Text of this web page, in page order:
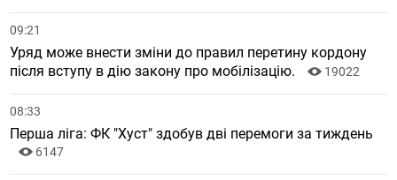
09:21
Уряд може внести зміни до правил перетину кордону
після вступу в дію закону про мобілізацію.
19022
08:33
Перша ліга: ФК "Хуст" здобув дві перемоги за тиждень
6147